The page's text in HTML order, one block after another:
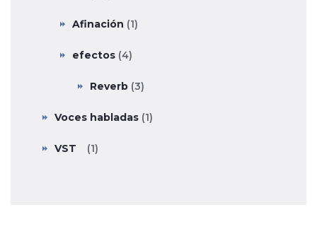
Afinación (1)
efectos (4)
Reverb (3)
Voces habladas (1)
VST (1)